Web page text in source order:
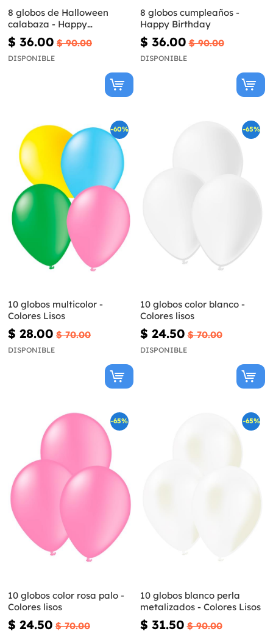
8 globos de Halloween
calabaza - Happy
Halloween
$ 36.00 $ 90.00
DISPONIBLE
8 globos cumpleaños -
Happy Birthday
$ 36.00 $ 90.00
DISPONIBLE
-60%
10 globos multicolor -
Colores Lisos
$ 28.00 $ 70.00
DISPONIBLE
-65%
10 globos color blanco -
Colores lisos
$ 24.50 $ 70.00
DISPONIBLE
-65%
10 globos color rosa palo -
Colores lisos
$ 24.50 $ 70.00
-65%
10 globos blanco perla
metalizados - Colores Lisos
$ 31.50 $ 90.00